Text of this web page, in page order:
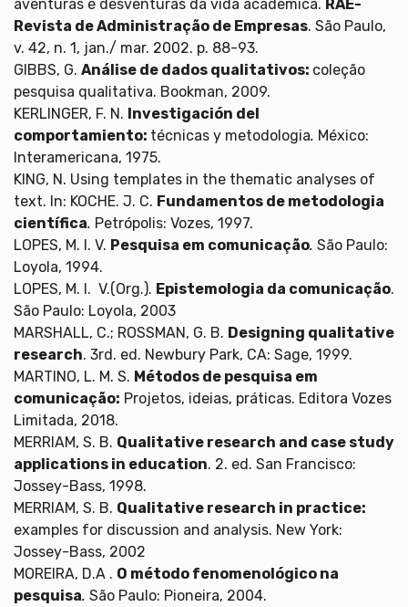
aventuras e desventuras da vida acadêmica. RAE-
Revista de Administração de Empresas. São Paulo,
v. 42, n. 1, jan./ mar. 2002. p. 88-93.
GIBBS, G. Análise de dados qualitativos: coleção
pesquisa qualitativa. Bookman, 2009.
KERLINGER, F. N. Investigación del
comportamiento: técnicas y metodologia. México:
Interamericana, 1975.
KING, N. Using templates in the thematic analyses of
text. In: KOCHE. J. C. Fundamentos de metodologia
científica. Petrópolis: Vozes, 1997.
LOPES, M. I. V. Pesquisa em comunicação. São Paulo:
Loyola, 1994.
LOPES, M. I. V.(Org.). Epistemologia da comunicação.
São Paulo: Loyola, 2003
MARSHALL, C.; ROSSMAN, G. B. Designing qualitative
research. 3rd. ed. Newbury Park, CA: Sage, 1999.
MARTINO, L. M. S. Métodos de pesquisa em
comunicação: Projetos, ideias, práticas. Editora Vozes
Limitada, 2018.
MERRIAM, S. B. Qualitative research and case study
applications in education. 2. ed. San Francisco:
Jossey-Bass, 1998.
MERRIAM, S. B. Qualitative research in practice:
examples for discussion and analysis. New York:
Jossey-Bass, 2002
MOREIRA, D.A . O método fenomenológico na
pesquisa. São Paulo: Pioneira, 2004.